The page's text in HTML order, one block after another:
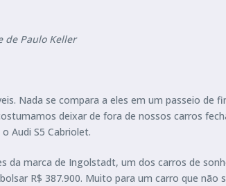
de Paulo Keller
Nada se compara a eles em um passeio
deixar de fora de nossos carros
Audi S5 Cabriolet.
da marca de Ingolstadt, um dos carros de
R$ 387.900. Muito para um carro que